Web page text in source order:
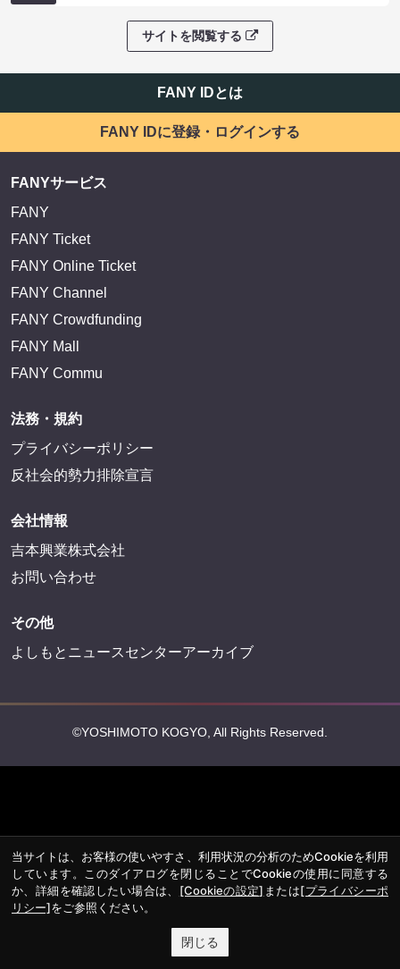
サイトを閲覧する
FANY IDとは
FANY IDに登録・ログインする
FANYサービス
FANY
FANY Ticket
FANY Online Ticket
FANY Channel
FANY Crowdfunding
FANY Mall
FANY Commu
法務・規約
プライバシーポリシー
反社会的勢力排除宣言
会社情報
吉本興業株式会社
お問い合わせ
その他
よしもとニュースセンターアーカイブ
©YOSHIMOTO KOGYO, All Rights Reserved.
当サイトは、お客様の使いやすさ、利用状況の分析のためCookieを利用
しています。このダイアログを閉じることでCookieの使用に同意する
か、詳細を確認したい場合は、 [Cookieの設定] または[プライバシーポ
リシー]をご参照ください。
閉じる